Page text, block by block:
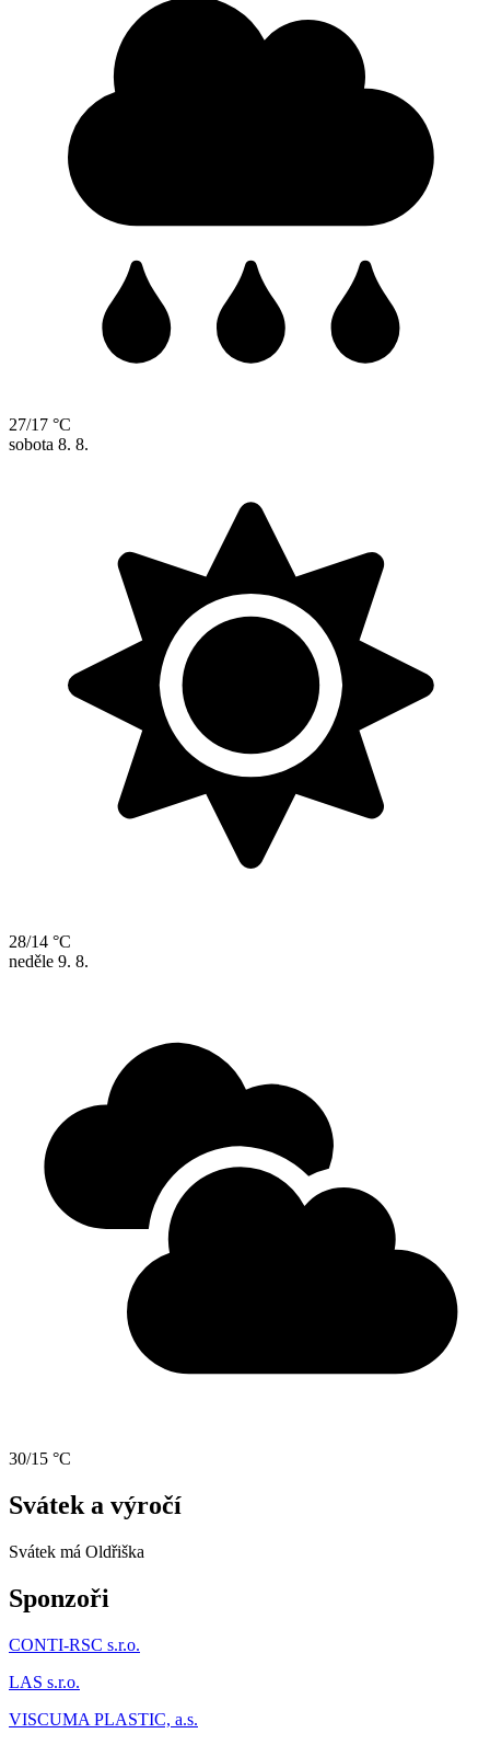
27/17 °C
sobota 8. 8.
28/14 °C
neděle 9. 8.
30/15 °C
Svátek a výročí
Svátek má Oldřiška
Sponzoři
CONTI-RSC s.r.o.
LAS s.r.o.
VISCUMA PLASTIC, a.s.